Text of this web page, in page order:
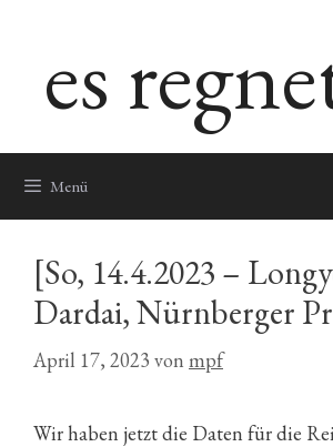
springenes
Menü
[So, 14.4.2023 –
Dardai, Nürnberger
April 17, 2023 von mpf
Wir haben jetzt die Daten für die